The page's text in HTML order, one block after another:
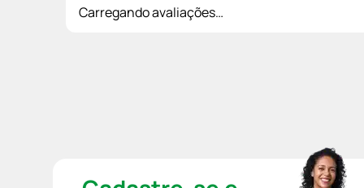
Carregando avaliações…